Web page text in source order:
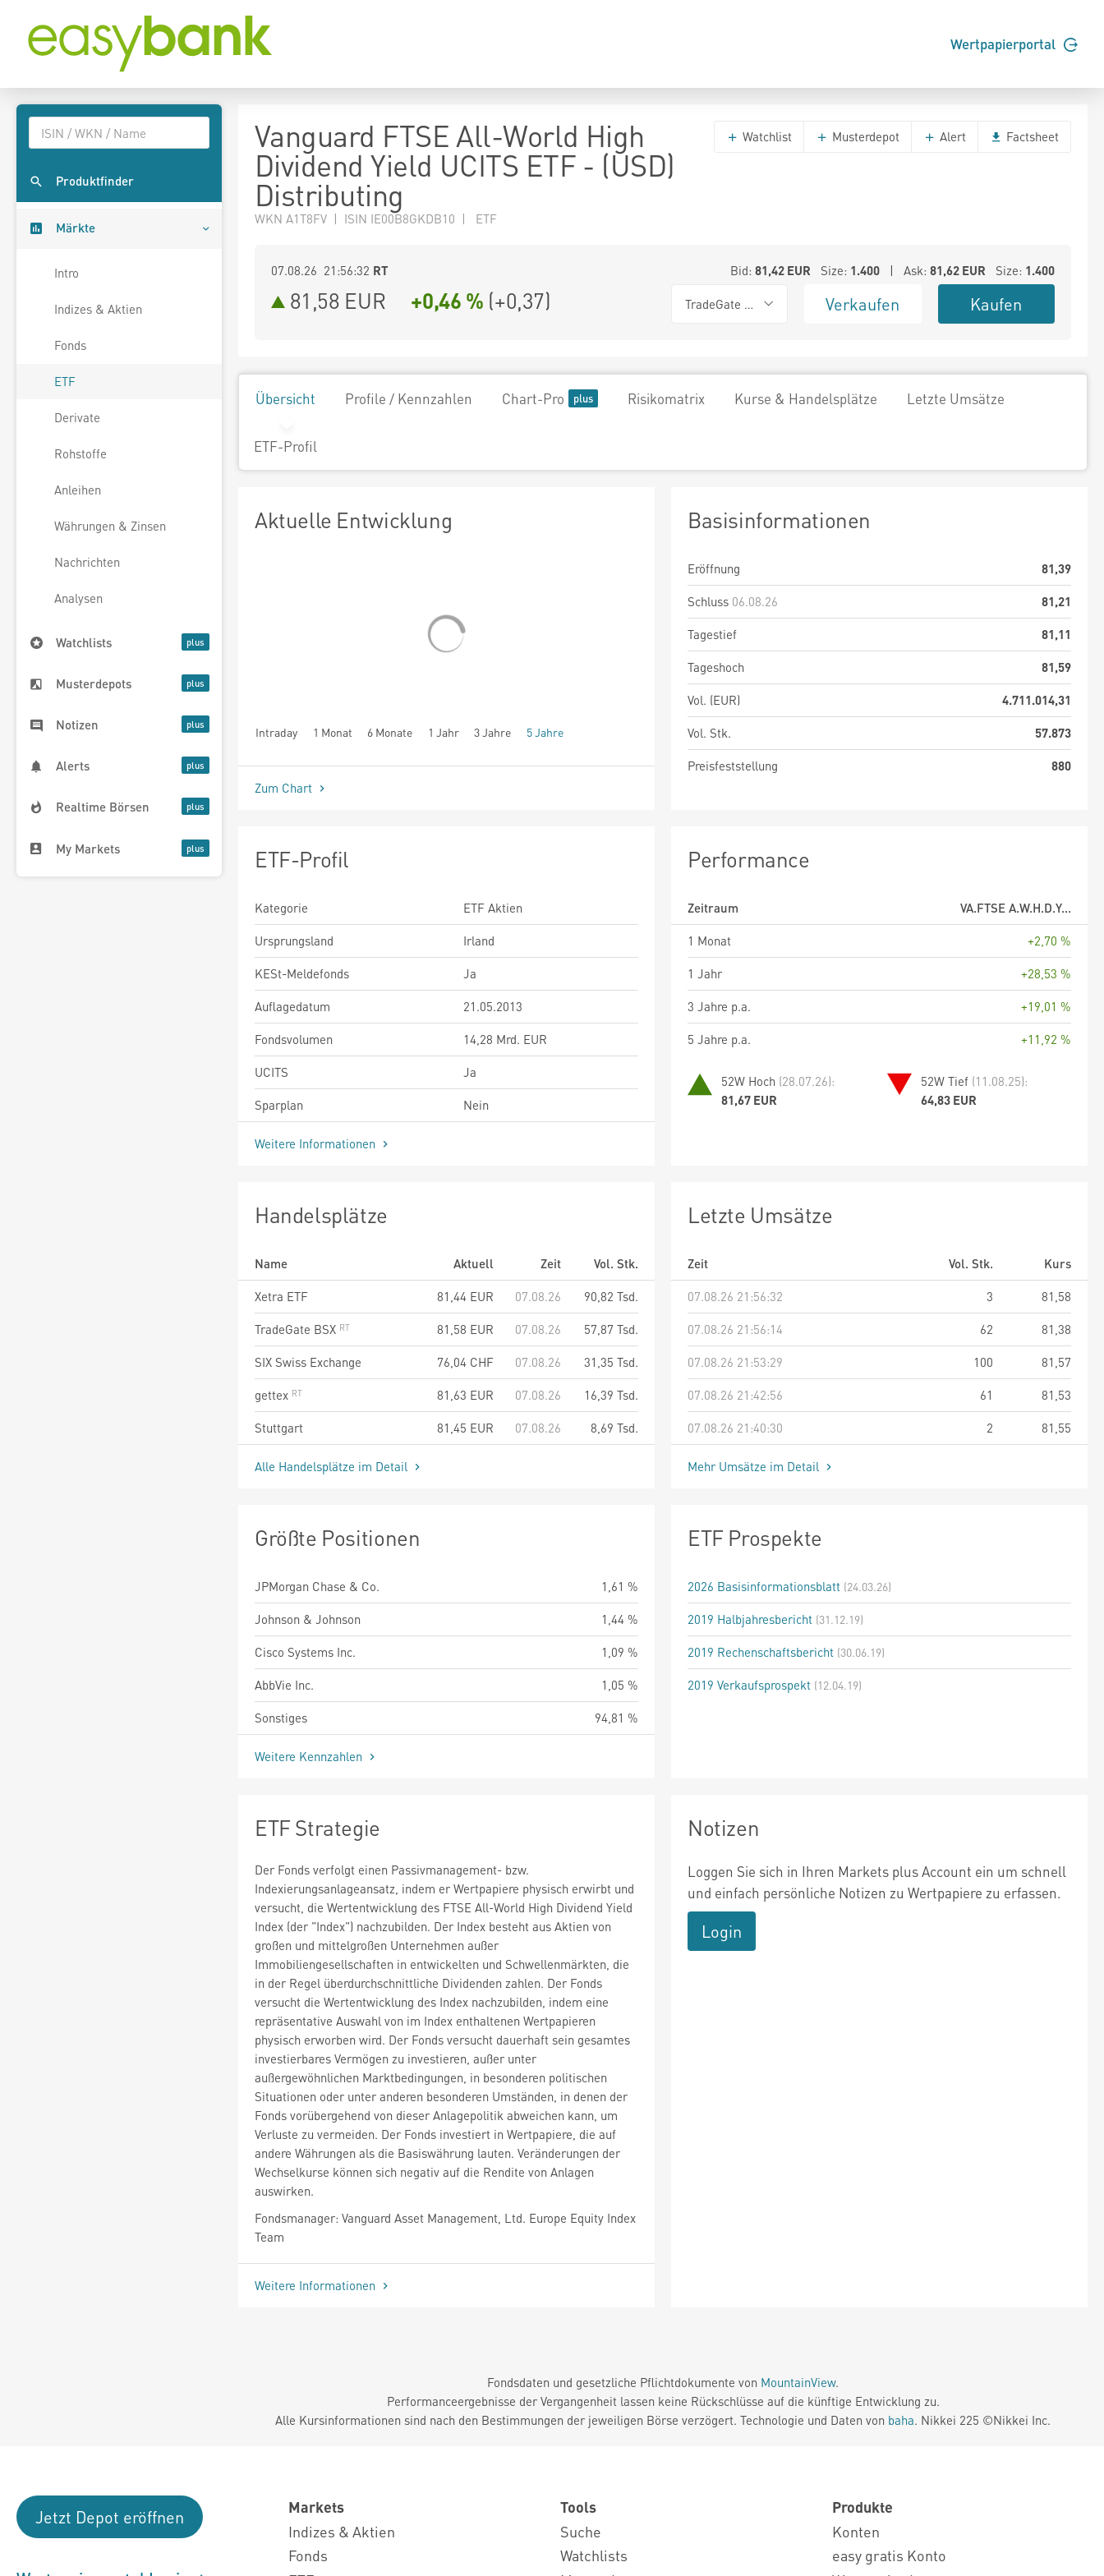
Wertpapierportal
Produktfinder
Märkte
Intro
Indizes & Aktien
Fonds
ETF
Derivate
Rohstoffe
Anleihen
Währungen & Zinsen
Nachrichten
Analysen
Watchlists
Musterdepots
Notizen
Alerts
Realtime Börsen
My Markets
Vanguard FTSE All-World High
Dividend Yield UCITS ETF - (USD)
Distributing
WKN A1T8FV | ISIN IE00B8GKDB10 | ETF
Watchlist Musterdepot Alert Factsheet
07.08.26 21:56:32 RT Bid: 81,42EUR Size: 1.400| Ask: 81,62EUR Size: 1.400
81,58 EUR +0,46 % (+0,37) TradeGate BSX Verkaufen Kaufen
Übersicht Profile / Kennzahlen Chart-Pro Risikomatrix Kurse & Handelsplätze Letzte Umsätze
ETF-Profil
Aktuelle Entwicklung
Intraday 1 Monat 6 Monate 1 Jahr 3 Jahre 5 Jahre
seit Beginn
Zum Chart
Basisinformationen
Eröffnung
81,39
Schluss 06.08.26
81,21
Tagestief
81,11
Tageshoch
81,59
Vol. (EUR)
4.711.014,31
Vol. Stk.
57.873
Preisfeststellung
880
ETF-Profil
Kategorie
ETF Aktien
Ursprungsland
Irland
KESt-Meldefonds
Ja
Auflagedatum
21.05.2013
Fondsvolumen
14,28 Mrd. EUR
UCITS
Ja
Sparplan
Nein
Weitere Informationen
Performance
Zeitraum
VA.FTSE A.W.H.D.Y...
1 Monat
+2,70 %
1 Jahr
+28,53 %
3 Jahre p.a.
+19,01 %
5 Jahre p.a.
+11,92 %
52W Hoch (28.07.26):
81,67 EUR
52W Tief (11.08.25):
64,83 EUR
Handelsplätze
Name Aktuell Zeit
Vol. Stk.
Xetra ETF
81,44 EUR 07.08.26
90,82 Tsd.
TradeGate BSX
81,58 EUR 07.08.26
57,87 Tsd.
SIX Swiss Exchange
76,04 CHF 07.08.26
31,35 Tsd.
gettex
81,63 EUR 07.08.26
16,39 Tsd.
Stuttgart
81,45 EUR 07.08.26 8,69 Tsd.
Alle Handelsplätze im Detail
Letzte Umsätze
Zeit Vol. Stk.
Kurs
07.08.26 21:56:32
3
81,58
07.08.26 21:56:14
62
81,38
07.08.26 21:53:29
100
81,57
07.08.26 21:42:56
61
81,53
07.08.26 21:40:30
2 81,55
Mehr Umsätze im Detail
Größte Positionen
JPMorgan Chase & Co.
1,61 %
Johnson & Johnson
1,44 %
Cisco Systems Inc.
1,09 %
AbbVie Inc.
1,05 %
Sonstiges
94,81 %
Weitere Kennzahlen
ETF Prospekte
2026 Basisinformationsblatt (24.03.26)
2019 Halbjahresbericht (31.12.19)
2019 Rechenschaftsbericht (30.06.19)
2019 Verkaufsprospekt (12.04.19)
ETF Strategie
Der Fonds verfolgt einen Passivmanagement- bzw.
Indexierungsanlageansatz, indem er Wertpapiere physisch erwirbt und
versucht, die Wertentwicklung des FTSE All-World High Dividend Yield
Index (der "Index") nachzubilden. Der Index besteht aus Aktien von
großen und mittelgroßen Unternehmen außer
Immobiliengesellschaften in entwickelten und Schwellenmärkten, die
in der Regel überdurchschnittliche Dividenden zahlen. Der Fonds
versucht die Wertentwicklung des Index nachzubilden, indem eine
repräsentative Auswahl von im Index enthaltenen Wertpapieren
physisch erworben wird. Der Fonds versucht dauerhaft sein gesamtes
investierbares Vermögen zu investieren, außer unter
außergewöhnlichen Marktbedingungen, in besonderen politischen
Situationen oder unter anderen besonderen Umständen, in denen der
Fonds vorübergehend von dieser Anlagepolitik abweichen kann, um
Verluste zu vermeiden. Der Fonds investiert in Wertpapiere, die auf
andere Währungen als die Basiswährung lauten. Veränderungen der
Wechselkurse können sich negativ auf die Rendite von Anlagen
auswirken.
Fondsmanager: Vanguard Asset Management, Ltd. Europe Equity Index
Team
Weitere Informationen
Notizen
Loggen Sie sich in Ihren Markets plus Account ein um schnell
und einfach persönliche Notizen zu Wertpapiere zu erfassen.
Login
Fondsdaten und gesetzliche Pflichtdokumente von MountainView.
Performanceergebnisse der Vergangenheit lassen keine Rückschlüsse auf die künftige Entwicklung zu.
Alle Kursinformationen sind nach den Bestimmungen der jeweiligen Börse verzögert. Technologie und Daten von baha. Nikkei 225 ©Nikkei Inc.
Jetzt Depot eröffnen
Markets
Indizes & Aktien
Fonds
Tools
Suche
Watchlists
Produkte
Konten
easy gratis Konto